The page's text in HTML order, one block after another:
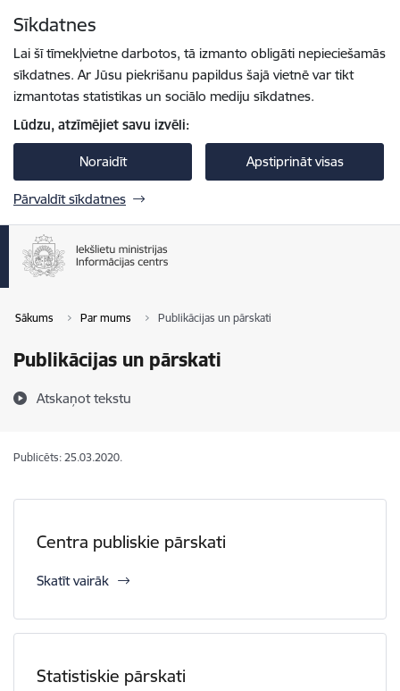
Sīkdatnes
Lai šī tīmekļvietne darbotos, tā izmanto obligāti nepieciešamās
sīkdatnes. Ar Jūsu piekrišanu papildus šajā vietnē var tikt
izmantotas statistikas un sociālo mediju sīkdatnes.
Lūdzu, atzīmējiet savu izvēli:
Noraidīt Apstiprināt visas
Pārvaldīt sīkdatnes
Sākums Par mums Publikācijas un pārskati
Publikācijas un pārskati
Atskaņot tekstu
Publicēts: 25.03.2020.
Centra publiskie pārskati
Skatīt vairāk
Statistiskie pārskati